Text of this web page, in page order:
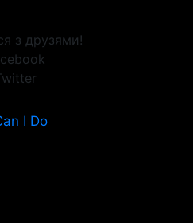
з друзями!
I Do